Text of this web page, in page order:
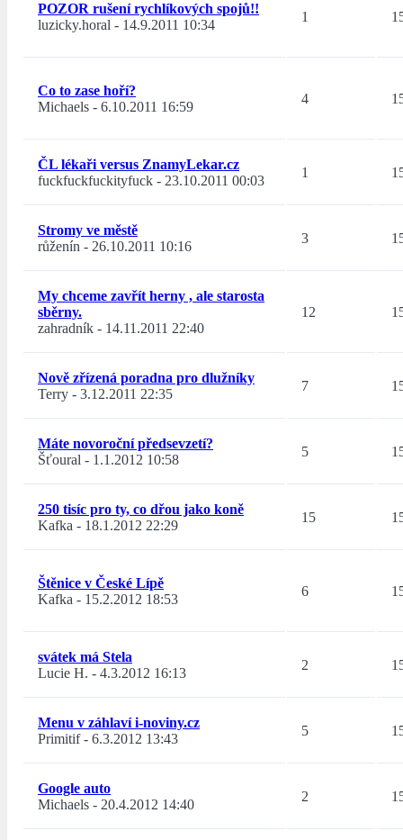
POZOR rušení rychlíkových spojů!!
luzicky.horal - 14.9.2011 10:34
1
Co to zase hoří?
Michaels - 6.10.2011 16:59
4
ČL lékaři versus ZnamyLekar.cz
fuckfuckfuckityfuck - 23.10.2011 00:03
1
Stromy ve městě
růženín - 26.10.2011 10:16
3
My chceme zavřít herny , ale starosta
sběrny.
zahradník - 14.11.2011 22:40
12
Nově zřízená poradna pro dlužníky
Terry - 3.12.2011 22:35
7
Máte novoroční předsevzetí?
Šťoural - 1.1.2012 10:58
5
250 tisíc pro ty, co dřou jako koně
Kafka - 18.1.2012 22:29
15
Štěnice v České Lípě
Kafka - 15.2.2012 18:53
6
svátek má Stela
Lucie H. - 4.3.2012 16:13
2
Menu v záhlaví i-noviny.cz
Primitif- 6.3.2012 13:43
5
Google auto
Michaels - 20.4.2012 14:40
2